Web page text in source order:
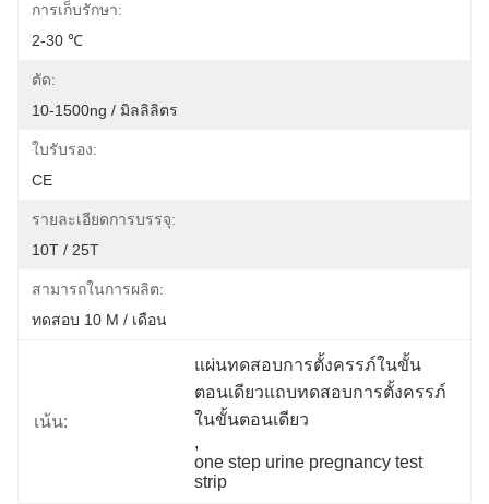
การเก็บรักษา:
2-30 ℃
ตัด:
10-1500ng / มิลลิลิตร
ใบรับรอง:
CE
รายละเอียดการบรรจุ:
10T / 25T
สามารถในการผลิต:
ทดสอบ 10 M / เดือน
เน้น:
แผ่นทดสอบการตั้งครรภ์ในขั้น
ตอนเดียวแถบทดสอบการตั้งครรภ์
ในขั้นตอนเดียว
,
one step urine pregnancy test
strip